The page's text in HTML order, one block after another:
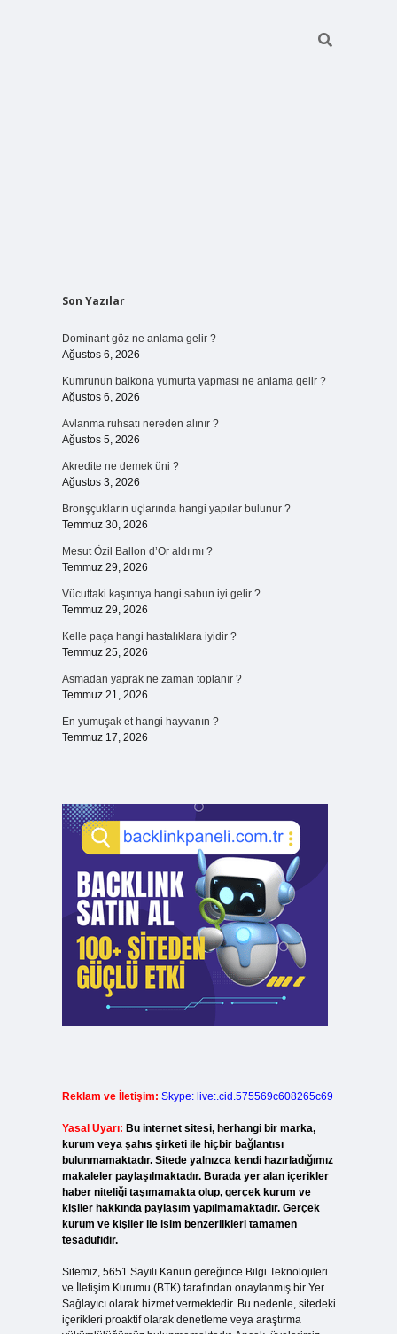
Sidebar
Son Yazılar
Dominant göz ne anlama gelir ?
Ağustos 6, 2026
Kumrunun balkona yumurta yapması ne anlama gelir ?
Ağustos 6, 2026
Avlanma ruhsatı nereden alınır ?
Ağustos 5, 2026
Akredite ne demek üni ?
Ağustos 3, 2026
Bronşçukların uçlarında hangi yapılar bulunur ?
Temmuz 30, 2026
Mesut Özil Ballon d’Or aldı mı ?
Temmuz 29, 2026
Vücuttaki kaşıntıya hangi sabun iyi gelir ?
Temmuz 29, 2026
Kelle paça hangi hastalıklara iyidir ?
Temmuz 25, 2026
Asmadan yaprak ne zaman toplanır ?
Temmuz 21, 2026
En yumuşak et hangi hayvanın ?
Temmuz 17, 2026
Reklam ve İletişim: Skype: live:.cid.575569c608265c69
Yasal Uyarı: Bu internet sitesi, herhangi bir marka,
kurum veya şahıs şirketi ile hiçbir bağlantısı
bulunmamaktadır. Sitede yalnızca kendi hazırladığımız
makaleler paylaşılmaktadır. Burada yer alan içerikler
haber niteliği taşımamakta olup, gerçek kurum ve
kişiler hakkında paylaşım yapılmamaktadır. Gerçek
kurum ve kişiler ile isim benzerlikleri tamamen
tesadüfidir.
Sitemiz, 5651 Sayılı Kanun gereğince Bilgi Teknolojileri
ve İletişim Kurumu (BTK) tarafından onaylanmış bir Yer
Sağlayıcı olarak hizmet vermektedir. Bu nedenle, sitedeki
içerikleri proaktif olarak denetleme veya araştırma